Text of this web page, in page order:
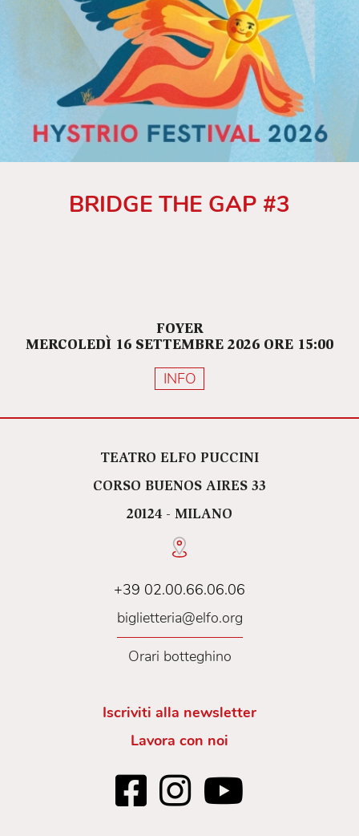
BRIDGE THE GAP #3
FOYER
MERCOLEDÌ 16 SETTEMBRE 2026 ORE 15:00
INFO
TEATRO ELFO PUCCINI
CORSO BUENOS AIRES 33
20124 - MILANO
+39 02.00.66.06.06
biglietteria@elfo.org
Orari botteghino
Iscriviti alla newsletter
Lavora con noi